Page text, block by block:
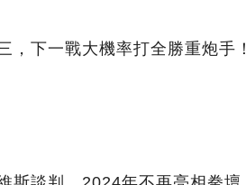
，下一戰大機率打全勝重炮手！